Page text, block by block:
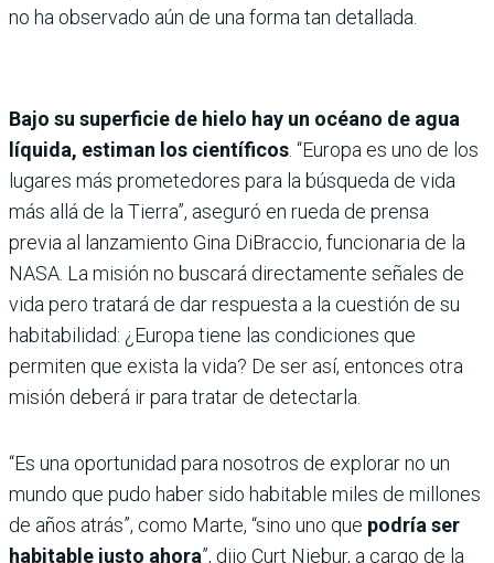
no ha observado aún de una forma tan detallada.
Bajo su superficie de hielo hay un océano de agua
líquida, estiman los científicos. “Europa es uno de los
lugares más prometedores para la búsqueda de vida
más allá de la Tierra”, aseguró en rueda de prensa
previa al lanzamiento Gina DiBraccio, funcionaria de la
NASA. La misión no buscará directamente señales de
vida pero tratará de dar respuesta a la cuestión de su
habitabilidad: ¿Europa tiene las condiciones que
permiten que exista la vida? De ser así, entonces otra
misión deberá ir para tratar de detectarla.
“Es una oportunidad para nosotros de explorar no un
mundo que pudo haber sido habitable miles de millones
de años atrás”, como Marte, “sino uno que podría ser
habitable justo ahora”, dijo Curt Niebur, a cargo de la